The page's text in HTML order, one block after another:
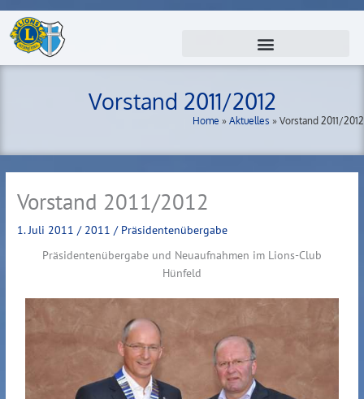
Zum
Inhalt
springen
Vorstand 2011/2012
Home » Aktuelles » Vorstand 2011/2012
Vorstand 2011/2012
1. Juli 2011/ 2011 / Präsidentenübergabe
Präsidentenübergabe und Neuaufnahmen im Lions-Club
Hünfeld